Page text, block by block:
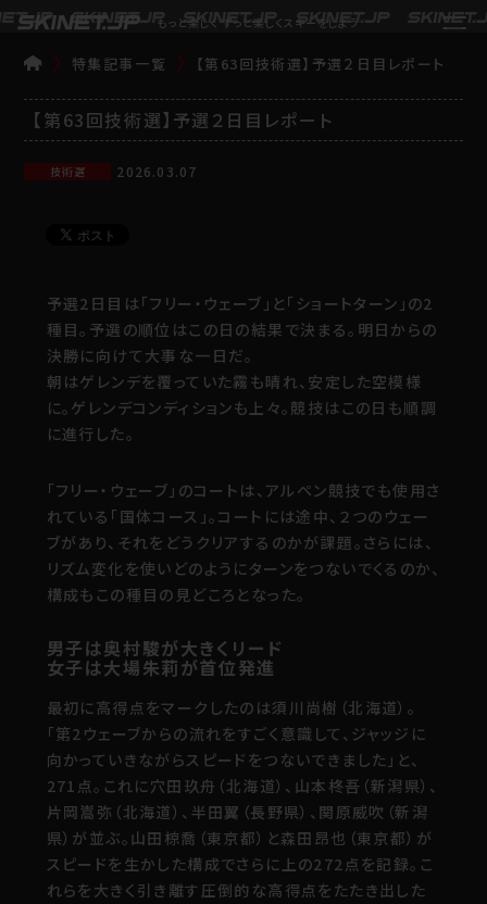
もっと楽しく ずっと楽しくスキーをしよう
TOP
特集記事一覧 【第63回技術選】予選２日目レポート
【第63回技術選】予選２日目レポート
技術選 2026.03.07
予選2日目は「フリー・ウェーブ」と「ショートターン」の2
種目。予選の順位はこの日の結果で決まる。明日からの
決勝に向けて大事な一日だ。
朝はゲレンデを覆っていた霧も晴れ、安定した空模様
に。ゲレンデコンディションも上々。競技はこの日も順調
に進行した。
「フリー・ウェーブ」のコートは、アルペン競技でも使用さ
れている「国体コース」。コートには途中、２つのウェー
ブがあり、それをどうクリアするのかが課題。さらには、
リズム変化を使いどのようにターンをつないでくるのか、
構成もこの種目の見どころとなった。
男子は奥村駿が大きくリード
女子は大場朱莉が首位発進
最初に高得点をマークしたのは須川尚樹（北海道）。
「第2ウェーブからの流れをすごく意識して、ジャッジに
向かっていきながらスピードをつないできました」と、
271点。これに穴田玖舟（北海道）、山本柊吾（新潟県）、
片岡嵩弥（北海道）、半田翼（長野県）、関原威吹（新潟
県）が並ぶ。山田椋喬（東京都）と森田昂也（東京都）が
スピードを生かした構成でさらに上の272点を記録。こ
れらを大きく引き離す圧倒的な高得点をたたき出した